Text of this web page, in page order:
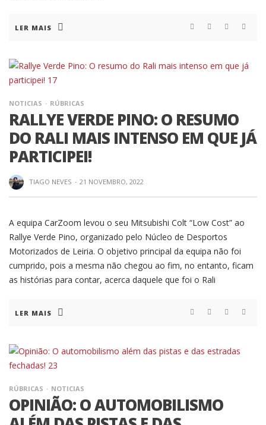
LER MAIS
NOTICIAS RÚBRICAS
RALLYE VERDE PINO: O RESUMO
DO RALI MAIS INTENSO EM QUE JÁ
PARTICIPEI!
TIAGO NEVES · 21 NOVEMBRO, 2022
A equipa CarZoom levou o seu Mitsubishi Colt “Low Cost” ao
Rallye Verde Pino, organizado pelo Núcleo de Desportos
Motorizados de Leiria. O objetivo principal da equipa não foi
cumprido, pois a mesma não chegou ao fim, no entanto, ficam
as histórias para contar, acerca daquele que foi o Rali
LER MAIS
RÚBRICAS NOTICIAS
OPINIÃO: O AUTOMOBILISMO